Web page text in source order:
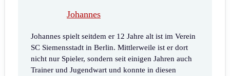
Johannes
Johannes spielt seitdem er 12 Jahre alt ist im Verein
SC Siemensstadt in Berlin. Mittlerweile ist er dort
nicht nur Spieler, sondern seit einigen Jahren auch
Trainer und Jugendwart und konnte in diesen